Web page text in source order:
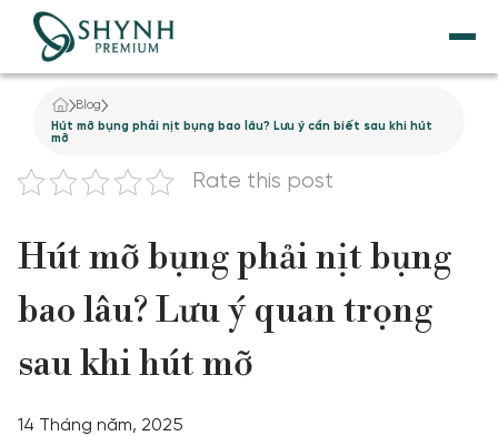
TRANG CHỦ
VỀ SHYNH PREMIUM
NÂNG CƠ
THẨM MỸ NỘI KHOA
DỊCH VỤ GIẢM BÉO
TẮM TRẮNG
Blog
Hút mỡ bụng phải nịt bụng bao lâu? Lưu ý cần biết sau khi hút
mỡ
Rate this post
Hút mỡ bụng phải nịt bụng
bao lâu? Lưu ý quan trọng
sau khi hút mỡ
14 Tháng năm, 2025